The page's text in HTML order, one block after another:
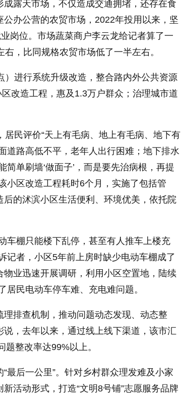
露天市场，不仅造成交通拥堵，还存在食
办公营的农贸市场，2022年投用以来，坚
岗位。市场蔬菜商户李云龙给记者算了一
，比同规格农贸市场低了一半左右。
进行系统升级改造，整合路内外公共资源
改造工程，惠及1.3万户群众；治理城市道
民评价“天上有毛病、地上有毛病、地下有
路高低不平，老年人出行困难；地下排水
单刷墙‘做面子’，而是要先治病根，再提
小区改造工程耗时6个月，实施了包括管
的沭滨小区生活便利、环境优美，依托院
车棚只能楼下乱停，甚至有人推车上楼充
记者，小区5年前上房时缺少电动车棚成了
业迅速开展调研，利用小区空置地，陆续
民电动车停车难、充电难问题。
排查机制，推动问题动态发现、动态整
，去年以来，通过线上线下渠道，该市汇
整改率达99%以上。
最后一公里”。针对乡村群众理发难及小家
活动形式，打造“文明8号铺”志愿服务品牌